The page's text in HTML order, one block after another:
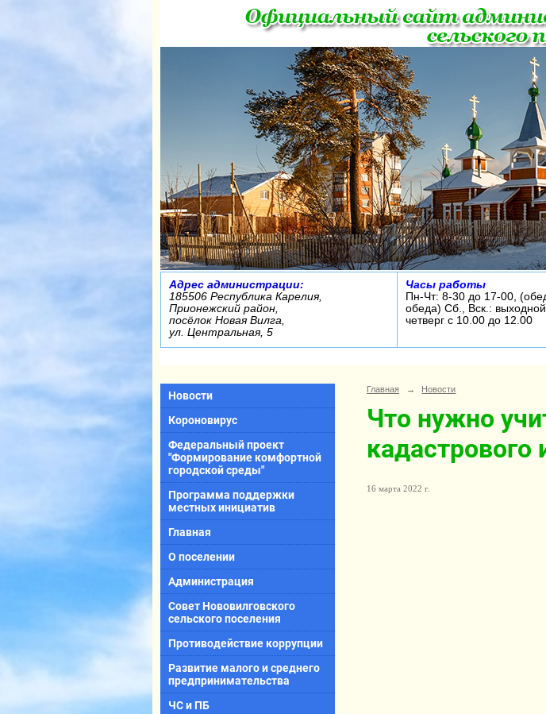
Адрес администрации:
185506 Республика Карелия,
Прионежский район,
посёлок Новая Вилга,
ул. Центральная, 5
Часы работы
Пн-Чт: 8-30 до 17-00,
обеда) Сб., Вск.:
четверг с 10.00 до 12.00
Новости
Короновирус
Федеральный проект
"Формирование комфортной
городской среды"
Программа поддержки
местных инициатив
Главная
О поселении
Администрация
Совет Нововилговского
сельского поселения
Противодействие коррупции
Развитие малого и среднего
предпринимательства
ЧС и ПБ
Главная → Новости
Что нужно
кадастрового
16 марта 2022 г.